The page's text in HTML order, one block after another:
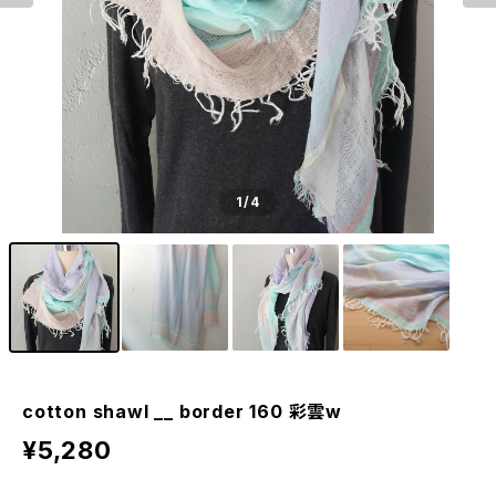
1/4
cotton shawl __ border 160 彩雲w
¥5,280